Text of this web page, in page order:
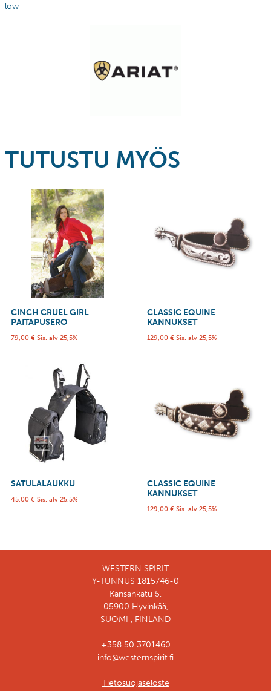
low
TUTUSTU MYÖS
CINCH CRUEL GIRL
PAITAPUSERO
79,00 € Sis. alv 25,5%
CLASSIC EQUINE
KANNUKSET
129,00 € Sis. alv 25,5%
SATULALAUKKU
45,00 € Sis. alv 25,5%
CLASSIC EQUINE
KANNUKSET
129,00 € Sis. alv 25,5%
WESTERN SPIRIT
Y-TUNNUS 1815746-0
Kansankatu 5,
05900 Hyvinkää,
SUOMI , FINLAND
+358 50 3701460
info@westernspirit.fi
Tietosuojaseloste